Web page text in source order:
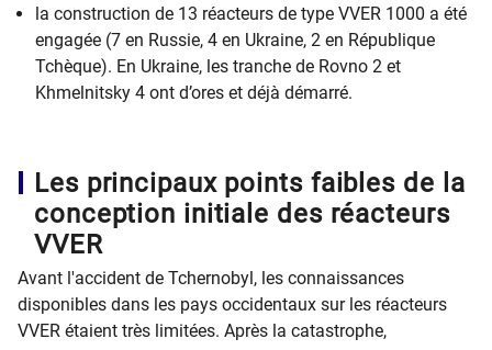
la construction de 13 réacteurs de type VVER 1000 a été
engagée (7 en Russie, 4 en Ukraine, 2 en République
Tchèque). En Ukraine, les tranche de Rovno 2 et
Khmelnitsky 4 ont d’ores et déjà démarré.
Les principaux points faibles de la
conception initiale des réacteurs
VVER
Avant l'accident de Tchernobyl, les connaissances
disponibles dans les pays occidentaux sur les réacteurs
VVER étaient très limitées. Après la catastrophe,